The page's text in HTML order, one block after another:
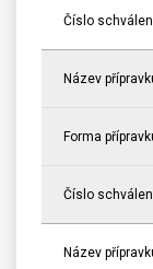
Číslo
Název
Forma
Číslo
Název